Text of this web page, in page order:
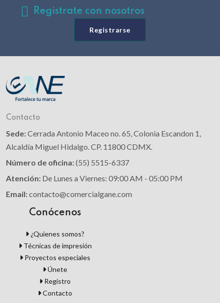
Registrate con nosotros
Registrarse
Contacto
Sede:Cerrada Antonio Maceo no. 65, Colonia Escandon 1,
Alcaldía Miguel Hidalgo. CP. 11800 CDMX.
Número de oficina:(55) 5515-6337
Atención: De Lunes a Viernes: 09:00 AM - 05:00 PM
Email:contacto@comercialgane.com
Conócenos
¿Quienes somos?
Técnicas de impresión
Proyectos especiales
Únete
Registro
Contacto